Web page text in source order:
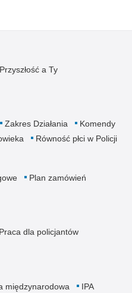
Przyszłość a Ty
Zakres Działania
Komendy
Równość płci w Policji
Plan zamówień
Praca dla policjantów
międzynarodowa
IPA